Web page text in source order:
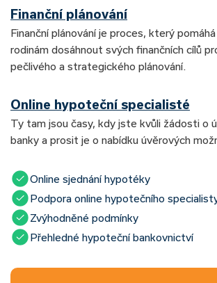
Finanční plánování
Finanční plánování je proces, který
rodinám dosáhnout svých finančních cílů
pečlivého a strategického plánování.
Online hypoteční specialisté
Ty tam jsou časy, kdy jste kvůli žádosti o
banky a prosit je o nabídku úvěrových
Online sjednání hypotéky
Podpora online hypotečního
Zvýhodněné podmínky
Přehledné hypoteční bankovnictví